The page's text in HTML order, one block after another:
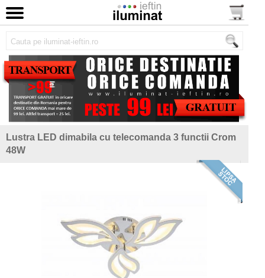
Lustra LED dimabila cu telecomanda 3 functii Crom
48W